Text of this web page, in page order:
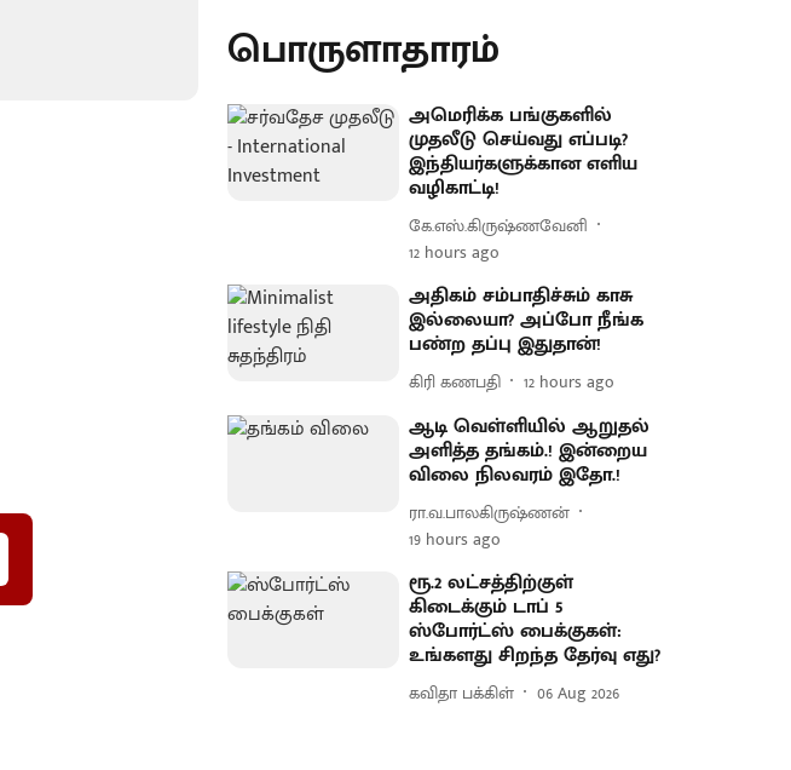
பொருளாதாரம்
அமெரிக்க பங்குகளில்
முதலீடு செய்வது எப்படி?
இந்தியர்களுக்கான எளிய
வழிகாட்டி!
கே.எஸ்.கிருஷ்ணவேனி
12 hours ago
அதிகம் சம்பாதிச்சும் காசு
இல்லையா? அப்போ நீங்க
பண்ற தப்பு இதுதான்!
கிரி கணபதி 12 hours ago
ஆடி வெள்ளியில் ஆறுதல்
அளித்த தங்கம்.! இன்றைய
விலை நிலவரம் இதோ.!
ரா.வ.பாலகிருஷ்ணன்
19 hours ago
ரூ.2 லட்சத்திற்குள்
கிடைக்கும் டாப் 5
ஸ்போர்ட்ஸ் பைக்குகள்:
உங்களது சிறந்த தேர்வு எது?
கவிதா பக்கிள் 06 Aug 2026